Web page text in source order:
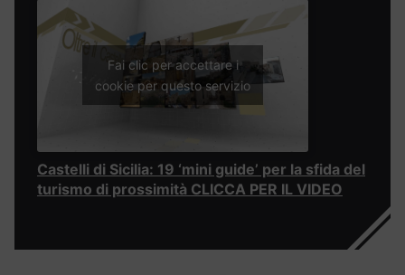
Fai clic per accettare i
cookie per questo servizio
Castelli di Sicilia: 19 ‘mini guide’ per la sfida del
turismo di prossimità CLICCA PER IL VIDEO